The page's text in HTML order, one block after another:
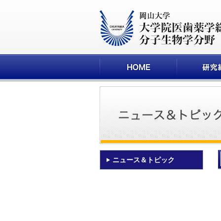
ニュース＆トピック